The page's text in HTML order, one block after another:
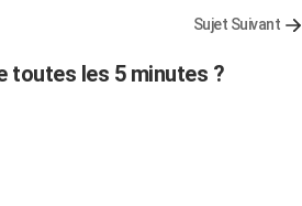
Sujet Suivant
toutes les 5 minutes ?